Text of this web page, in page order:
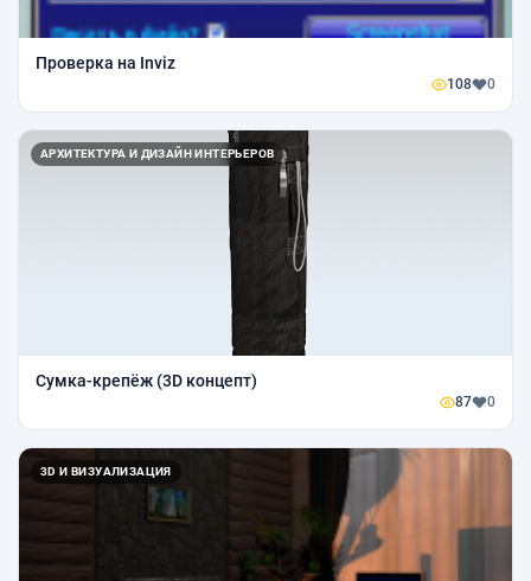
Проверка на Inviz
108 0
АРХИТЕКТУРА И ДИЗАЙН ИНТЕРЬЕРОВ
Сумка-крепёж (3D концепт)
87 0
3D И ВИЗУАЛИЗАЦИЯ